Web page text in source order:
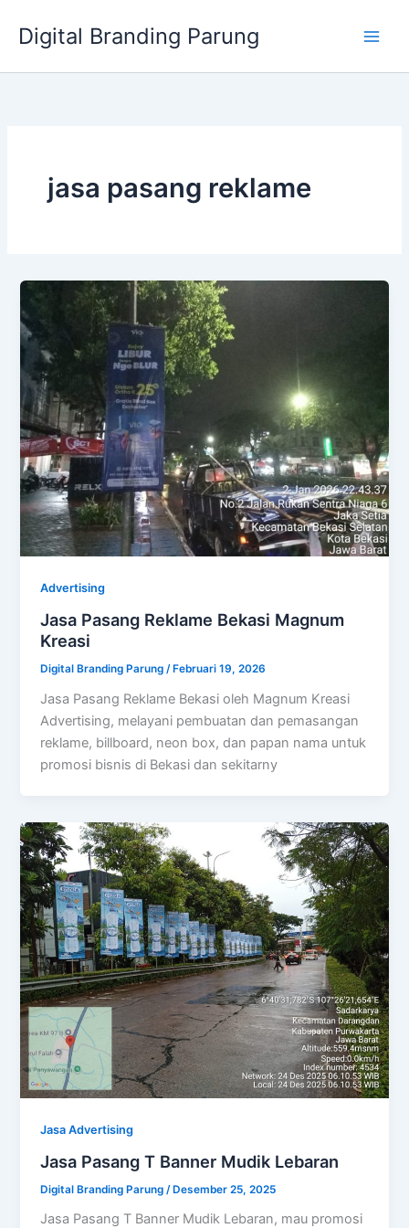
konten
Digital Branding Parung
jasa pasang reklame
Advertising
Jasa Pasang Reklame Bekasi Magnum
Kreasi
Digital Branding Parung/Februari 19, 2026
Jasa Pasang Reklame Bekasi oleh Magnum Kreasi
Advertising, melayani pembuatan dan pemasangan
reklame, billboard, neon box, dan papan nama untuk
promosi bisnis di Bekasi dan sekitarny
Jasa Advertising
Jasa Pasang T Banner Mudik Lebaran
Digital Branding Parung /Desember 25, 2025
Jasa Pasang T Banner Mudik Lebaran, mau promosi